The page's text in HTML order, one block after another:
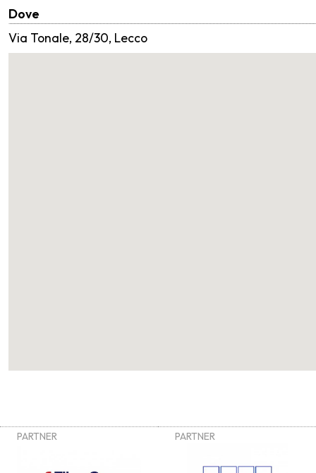
Dove
Via Tonale, 28/30, Lecco